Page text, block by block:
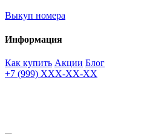
Выкуп номера
Информация
Как купить Акции Блог
+7 (999) XXX-XX-XX